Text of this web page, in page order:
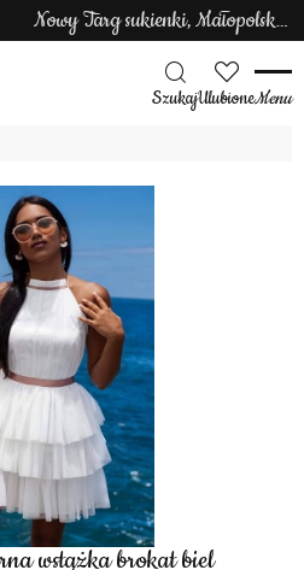
Nowy Targ sukienki, Małopolska sukienki
SzukajUlubioneMenu
wstążka brokat biel